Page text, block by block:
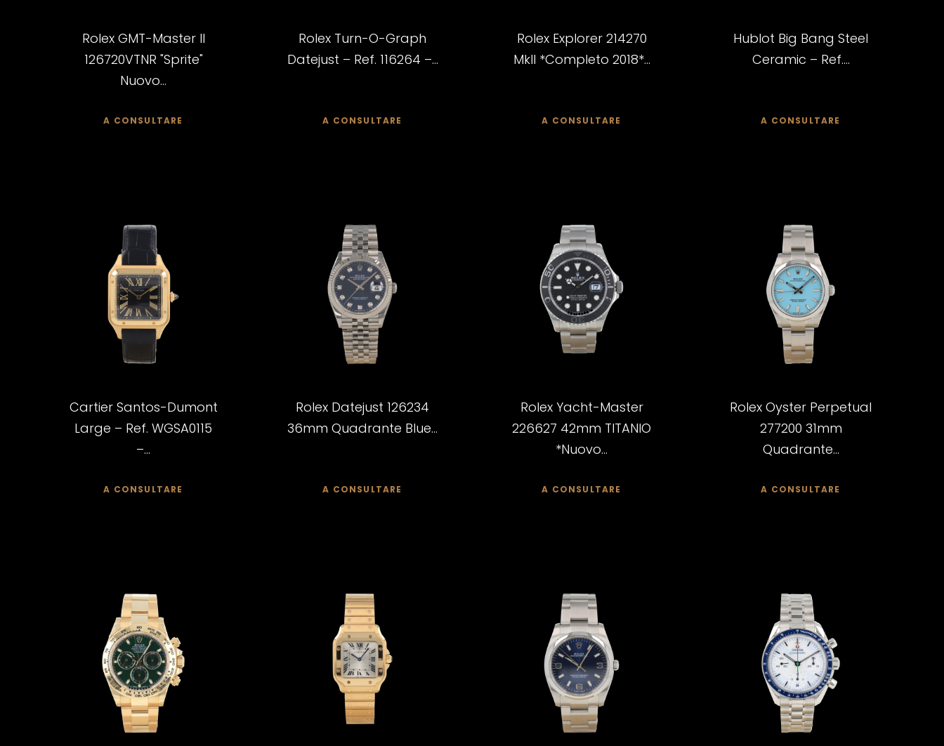
Rolex GMT-Master II
126720VTNR "Sprite"
Nuovo...
A CONSULTARE
Rolex Turn-O-Graph
Datejust – Ref. 116264 –...
A CONSULTARE
Rolex Explorer 214270
MkII *Completo 2018*...
A CONSULTARE
Hublot Big Bang Steel
Ceramic – Ref....
A CONSULTARE
Cartier Santos-Dumont
Large – Ref. WGSA0115
–...
A CONSULTARE
Rolex Datejust 126234
36mm Quadrante Blue...
A CONSULTARE
Rolex Yacht-Master
226627 42mm TITANIO
*Nuovo...
A CONSULTARE
Rolex Oyster Perpetual
277200 31mm
Quadrante...
A CONSULTARE